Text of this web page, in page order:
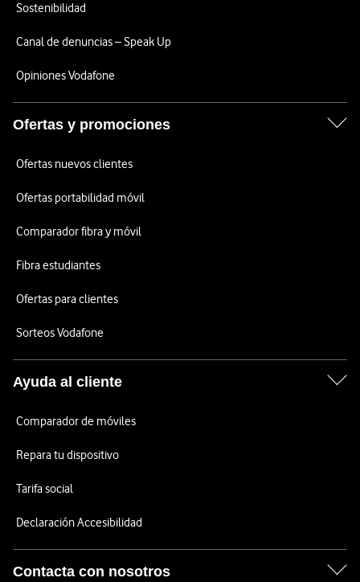
Sostenibilidad
Canal de denuncias – Speak Up
Opiniones Vodafone
Ofertas y promociones
Ofertas nuevos clientes
Ofertas portabilidad móvil
Comparador fibra y móvil
Fibra estudiantes
Ofertas para clientes
Sorteos Vodafone
Ayuda al cliente
Comparador de móviles
Repara tu dispositivo
Tarifa social
Declaración Accesibilidad
Contacta con nosotros